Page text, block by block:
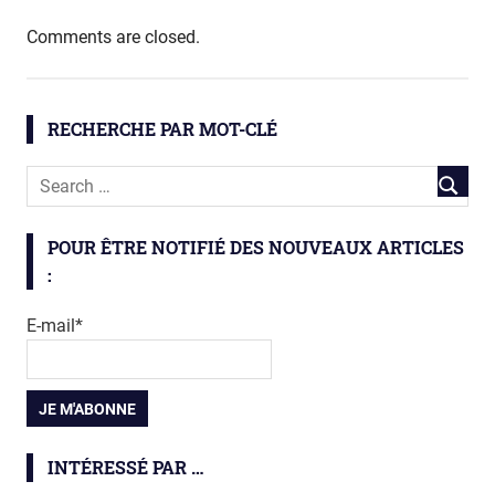
Comments are closed.
RECHERCHE PAR MOT-CLÉ
POUR ÊTRE NOTIFIÉ DES NOUVEAUX ARTICLES
:
E-mail*
INTÉRESSÉ PAR …